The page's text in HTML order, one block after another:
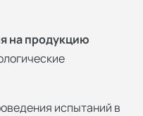
на продукцию
испытаний в